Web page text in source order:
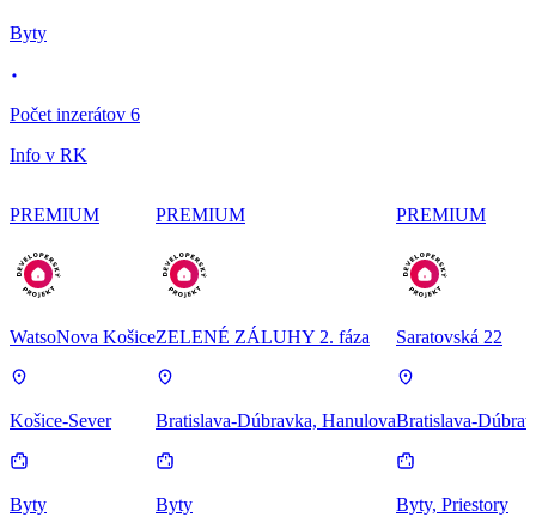
Byty
Počet inzerátov 6
Info v RK
PREMIUM
WatsoNova Košice
Košice-Sever
Byty
PREMIUM
ZELENÉ ZÁLUHY 2. fáza
Bratislava-Dúbravka, Hanulova
Byty
PREMIUM
Saratovská 22
Bratislava-
Byty, Priestory